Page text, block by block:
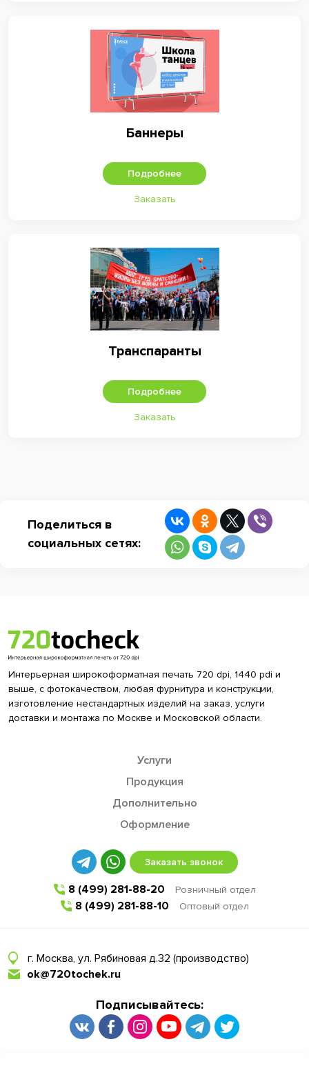
Баннеры
Подробнее
Заказать
Транспаранты
Подробнее
Заказать
Поделиться в
социальных сетях:
Интерьерная широкоформатная печать 720 dpi, 1440 pdi и
выше, с фотокачеством, любая фурнитура и конструкции,
изготовление нестандартных изделий на заказ, услуги
доставки и монтажа по Москве и Московской области.
Услуги
Продукция
Дополнительно
Оформление
Заказать звонок
8 (499) 281-88-20 Розничный отдел
8 (499) 281-88-10 Оптовый отдел
г. Москва, ул. Рябиновая д.32 (производство)
ok@720tochek.ru
Подписывайтесь: